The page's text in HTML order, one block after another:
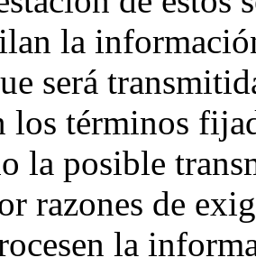
la
será
los términos
la posible
razones de
la